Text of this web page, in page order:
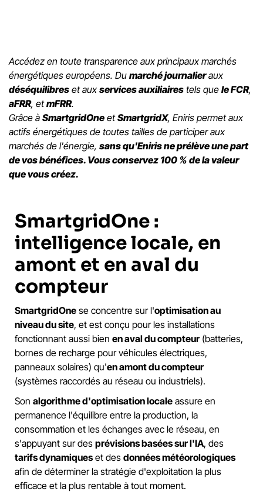
Accédez en toute transparence aux principaux marchés
énergétiques européens. Du marché journalieraux
déséquilibres et aux services auxiliaires tels que le FCR,
aFRR, etmFRR.
Grâce à SmartgridOne etSmartgridX, Eniris permet aux
actifs énergétiques de toutes tailles de participer aux
marchés de l'énergie, sans qu'Eniris ne prélève une part
de vos bénéfices. Vous conservez 100 % de la valeur
que vous créez.
SmartgridOne :
intelligence locale, en
amont et en aval du
compteur
SmartgridOne se concentre sur l'optimisation au
niveau du site, et est conçu pour les installations
fonctionnant aussi bien en aval du compteur (batteries,
bornes de recharge pour véhicules électriques,
panneaux solaires) qu'en amont du compteur
(systèmes raccordés au réseau ou industriels).
Son algorithme d'optimisation locale assure en
permanence l'équilibre entre la production, la
consommation et les échanges avec le réseau, en
s'appuyant sur des prévisions basées sur l'IA, des
tarifs dynamiqueset des données météorologiques
afin de déterminer la stratégie d'exploitation la plus
efficace et la plus rentable à tout moment.